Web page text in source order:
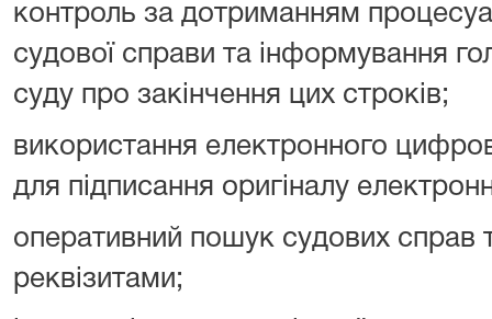
контроль за дотриманням
судової справи та інформування
суду про закінчення цих строків;
використання електронного
для підписання оригіналу
оперативний пошук судових справ
реквізитами;